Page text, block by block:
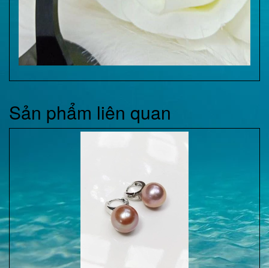
Sản phẩm liên quan